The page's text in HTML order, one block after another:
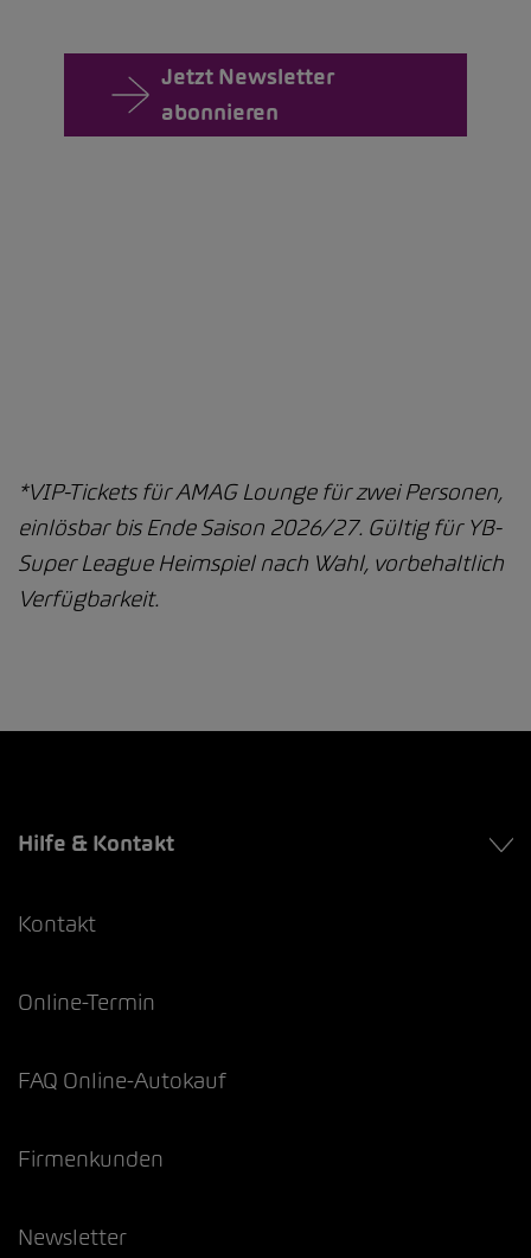
Jetzt Newsletter
abonnieren
*VIP-Tickets für AMAG Lounge für zwei Personen,
einlösbar bis Ende Saison 2026/27. Gültig für YB-
Super League Heimspiel nach Wahl, vorbehaltlich
Verfügbarkeit.
Hilfe & Kontakt
Kontakt
Online-Termin
FAQ Online-Autokauf
Firmenkunden
Newsletter